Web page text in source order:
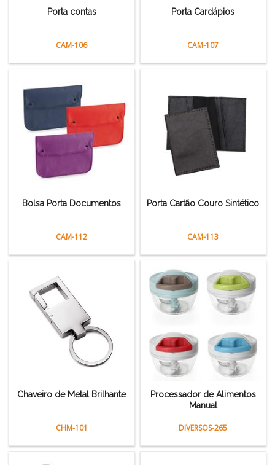
Porta contas
CAM-106
Porta Cardápios
CAM-107
Bolsa Porta Documentos
CAM-112
Porta Cartão Couro Sintético
CAM-113
Chaveiro de Metal Brilhante
CHM-101
Processador de Alimentos
Manual
DIVERSOS-265